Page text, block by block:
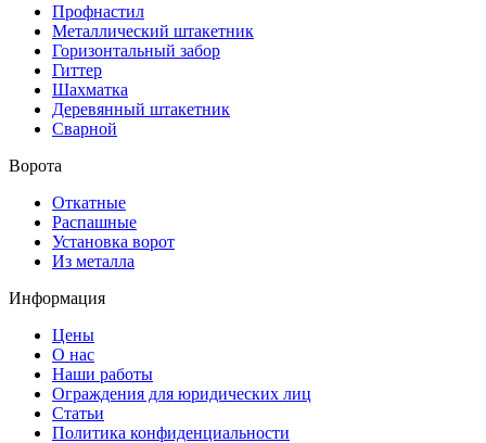
Профнастил
Металлический штакетник
Горизонтальный забор
Гиттер
Шахматка
Деревянный штакетник
Сварной
Ворота
Откатные
Распашные
Установка ворот
Из металла
Информация
Цены
О нас
Наши работы
Ограждения для юридических лиц
Статьи
Политика конфиденциальности